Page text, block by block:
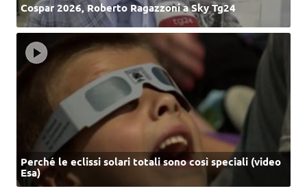
Cospar 2026, Roberto Ragazzoni a Sky Tg24
Perché le eclissi solari totali sono così speciali (video
Esa)